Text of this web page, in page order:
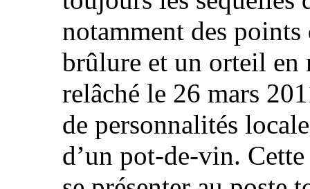
notamment des points
brûlure et un orteil en
relâché le 26 mars
de personnalités
d’un pot-de-vin.